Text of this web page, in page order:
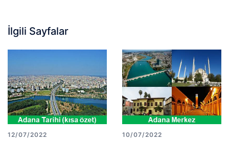
İlgili Sayfalar
12/07/2022 10/07/2022